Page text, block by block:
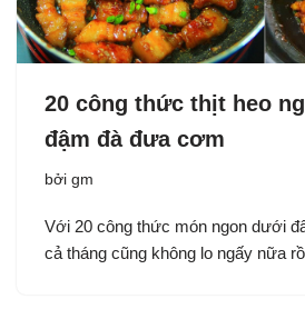
20 công thức thịt heo
đậm đà đưa cơm
bởi gm
Với 20 công thức món ngon dưới
cả tháng cũng không lo ngấy nữa